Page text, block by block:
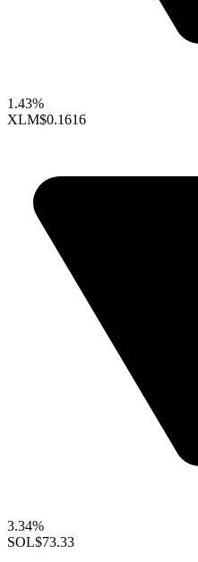
1.43%
XLM$0.1616
3.34%
SOL$73.33